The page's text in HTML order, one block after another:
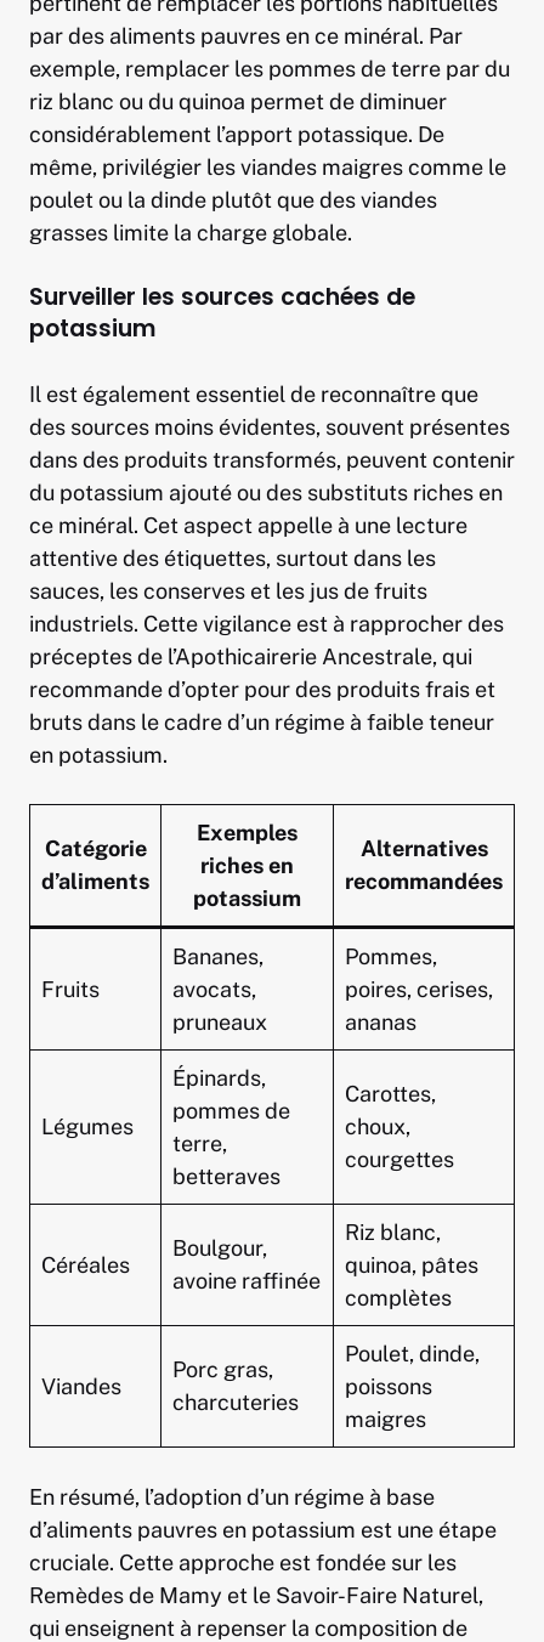
par des aliments pauvres en ce minéral. Par
exemple, remplacer les pommes de terre par du
riz blanc ou du quinoa permet de diminuer
considérablement l’apport potassique. De
même, privilégier les viandes maigres comme le
poulet ou la dinde plutôt que des viandes
grasses limite la charge globale.
Surveiller les sources cachées de
potassium
Il est également essentiel de reconnaître que
des sources moins évidentes, souvent présentes
dans des produits transformés, peuvent contenir
du potassium ajouté ou des substituts riches en
ce minéral. Cet aspect appelle à une lecture
attentive des étiquettes, surtout dans les
sauces, les conserves et les jus de fruits
industriels. Cette vigilance est à rapprocher des
préceptes de l’Apothicairerie Ancestrale, qui
recommande d’opter pour des produits frais et
bruts dans le cadre d’un régime à faible teneur
en potassium.
Catégorie
d’aliments
Exemples
riches en
potassium
Alternatives
recommandées
Fruits
Bananes,
avocats,
pruneaux
Pommes,
poires, cerises,
ananas
Légumes
Épinards,
pommes de
terre,
betteraves
Carottes,
choux,
courgettes
Céréales
Boulgour,
avoine raffinée
Riz blanc,
quinoa, pâtes
complètes
Viandes
Porc gras,
charcuteries
Poulet, dinde,
poissons
maigres
En résumé, l’adoption d’un régime à base
d’aliments pauvres en potassium est une étape
cruciale. Cette approche est fondée sur les
Remèdes de Mamy et le Savoir-Faire Naturel,
qui enseignent à repenser la composition de